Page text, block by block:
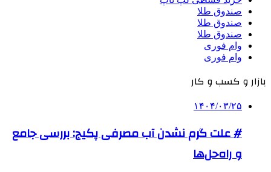
صندوق طلا
صندوق طلا
صندوق طلا
وام فوری
وام فوری
بازار و کسب و کار
۱۴۰۴/۰۳/۲۵
# علت گرم نشدن آب مصرفی پکیج: بررسی جامع
و راه‌حل‌ها